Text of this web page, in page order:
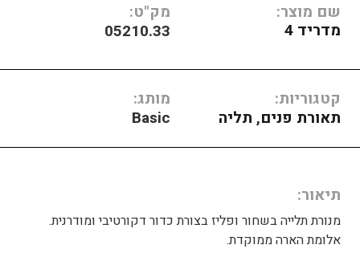
שם מוצר:
מדריד 4
מק"ט:
05210.33
קטגוריות:
תאורת פנים, תליה
מותג:
Basic
תיאור
מנורת תלייה בשחור ופליז בצורת כדור דקורטיבי ומודרנית.
אלומת הארה ממוקדת.